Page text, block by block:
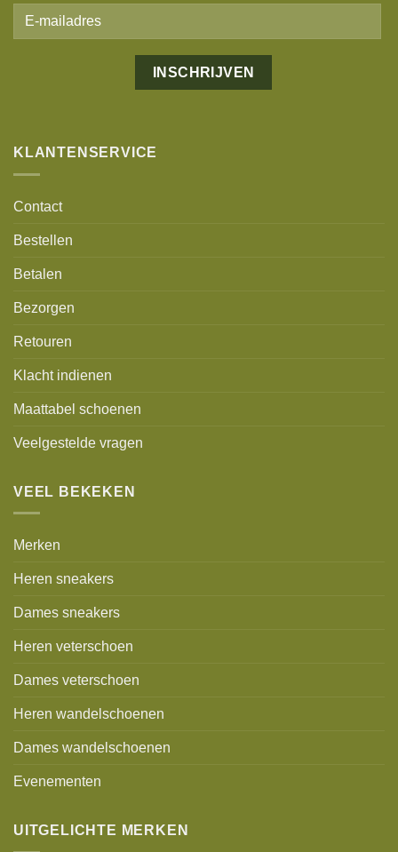
KLANTENSERVICE
Contact
Bestellen
Betalen
Bezorgen
Retouren
Klacht indienen
Maattabel schoenen
Veelgestelde vragen
VEEL BEKEKEN
Merken
Heren sneakers
Dames sneakers
Heren veterschoen
Dames veterschoen
Heren wandelschoenen
Dames wandelschoenen
Evenementen
UITGELICHTE MERKEN